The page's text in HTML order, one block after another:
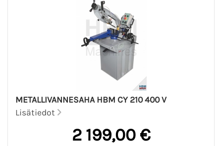
METALLIVANNESAHA HBM CY 210 400 V
Lisätiedot
2 199,00 €